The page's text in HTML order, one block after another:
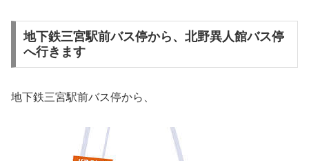
地下鉄三宮駅前バス停から、北野異人館バス停
へ行きます
地下鉄三宮駅前バス停から、